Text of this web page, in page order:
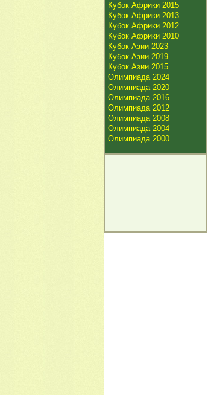
Кубок Африки 2015
Кубок Африки 2013
Кубок Африки 2012
Кубок Африки 2010
Кубок Азии 2023
Кубок Азии 2019
Кубок Азии 2015
Олимпиада 2024
Олимпиада 2020
Олимпиада 2016
Олимпиада 2012
Олимпиада 2008
Олимпиада 2004
Олимпиада 2000